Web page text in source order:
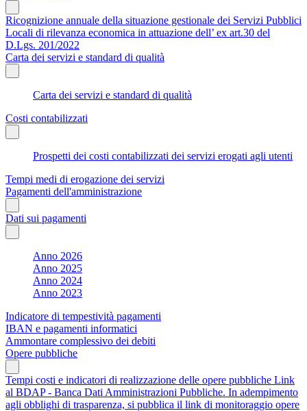
Ricognizione annuale della situazione gestionale dei Servizi Pubblici
Locali di rilevanza economica in attuazione dell’ ex art.30 del
D.Lgs. 201/2022
Carta dei servizi e standard di qualità
Carta dei servizi e standard di qualità
Costi contabilizzati
Prospetti dei costi contabilizzati dei servizi erogati agli utenti
Tempi medi di erogazione dei servizi
Pagamenti dell'amministrazione
Dati sui pagamenti
Anno 2026
Anno 2025
Anno 2024
Anno 2023
Indicatore di tempestività pagamenti
IBAN e pagamenti informatici
Ammontare complessivo dei debiti
Opere pubbliche
Tempi costi e indicatori di realizzazione delle opere pubbliche Link
al BDAP - Banca Dati Amministrazioni Pubbliche. In adempimento
agli obblighi di trasparenza, si pubblica il link di monitoraggio opere